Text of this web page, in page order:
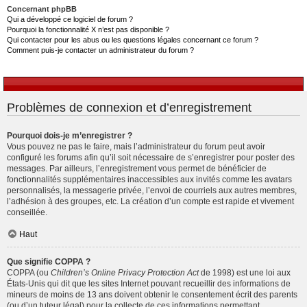
Concernant phpBB
Qui a développé ce logiciel de forum ?
Pourquoi la fonctionnalité X n’est pas disponible ?
Qui contacter pour les abus ou les questions légales concernant ce forum ?
Comment puis-je contacter un administrateur du forum ?
Problèmes de connexion et d’enregistrement
Pourquoi dois-je m’enregistrer ?
Vous pouvez ne pas le faire, mais l’administrateur du forum peut avoir
configuré les forums afin qu’il soit nécessaire de s’enregistrer pour poster des
messages. Par ailleurs, l’enregistrement vous permet de bénéficier de
fonctionnalités supplémentaires inaccessibles aux invités comme les avatars
personnalisés, la messagerie privée, l’envoi de courriels aux autres membres,
l’adhésion à des groupes, etc. La création d’un compte est rapide et vivement
conseillée.
Haut
Que signifie COPPA ?
COPPA (ou Children’s Online Privacy Protection Actde 1998) est une loi aux
États-Unis qui dit que les sites Internet pouvant recueillir des informations de
mineurs de moins de 13 ans doivent obtenir le consentement écrit des parents